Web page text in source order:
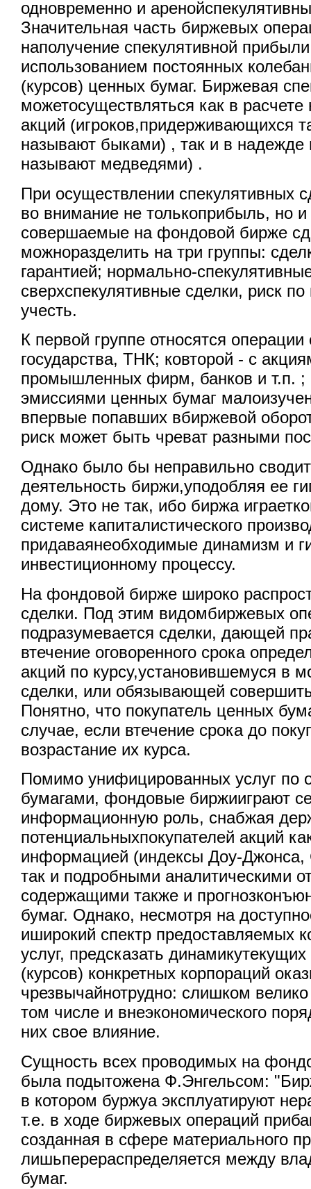
одновременно и
Значительная часть биржевых
наполучение спекулятивной
использованием постоянных
(курсов) ценных бумаг. Биржевая
можетосуществляться как в
акций (игроков,придерживающихся
называют быками) , так и в надежде
называют медведями) .
При осуществлении спекулятивных
во внимание не толькоприбыль, но
совершаемые на фондовой бирже
можноразделить на три группы:
гарантией; нормально-
сверхспекулятивные сделки, риск
учесть.
К первой группе относятся
государства, ТНК; ковторой - с
промышленных фирм, банков и т.п. ;
эмиссиями ценных бумаг
впервые попавших вбиржевой
риск может быть чреват разными
Однако было бы неправильно
деятельность биржи,уподобляя ее
дому. Это не так, ибо биржа
системе капиталистического
придаваянеобходимые динамизм и
инвестиционному процессу.
На фондовой бирже широко
сделки. Под этим видомбиржевых
подразумевается сделки, дающей
втечение оговоренного срока
акций по курсу,установившемуся в
сделки, или обязывающей совершить
Понятно, что покупатель ценных
случае, если втечение срока до
возрастание их курса.
Помимо унифицированных услуг по
бумагами, фондовые биржииграют
информационную роль, снабжая
потенциальныхпокупателей акций
информацией (индексы Доу-
так и подробными аналитическими
содержащими также и
бумаг. Однако, несмотря на
иширокий спектр предоставляемых
услуг, предсказать
(курсов) конкретных корпораций
чрезвычайнотрудно: слишком
том числе и внеэкономического
них свое влияние.
Сущность всех проводимых на
была подытожена Ф.Энгельсом:
в котором буржуа эксплуатируют
т.е. в ходе биржевых операций
созданная в сфере материального
лишьперераспределяется между
бумаг.